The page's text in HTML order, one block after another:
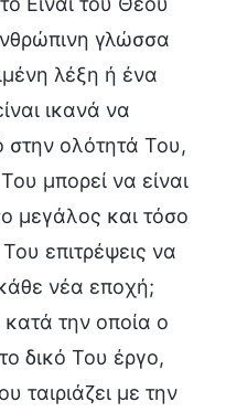
γλώσσα
λέξη ή ένα
ικανά να
στην ολότητά Του,
μπορεί να είναι
μεγάλος και τόσο
επιτρέψεις να
νέα εποχή;
την οποία ο
δικό Του έργο,
ταιριάζει με την